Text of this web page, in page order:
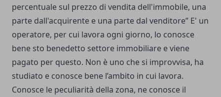
percentuale sul prezzo di vendita dell'immobile, una
parte dall'acquirente e una parte dal venditore” E' un
operatore, per cui lavora ogni giorno, lo conosce
bene sto benedetto settore immobiliare e viene
pagato per questo. Non è uno che si improvvisa, ha
studiato e conosce bene l’ambito in cui lavora.
Conosce le peculiarità della zona, ne conosce il